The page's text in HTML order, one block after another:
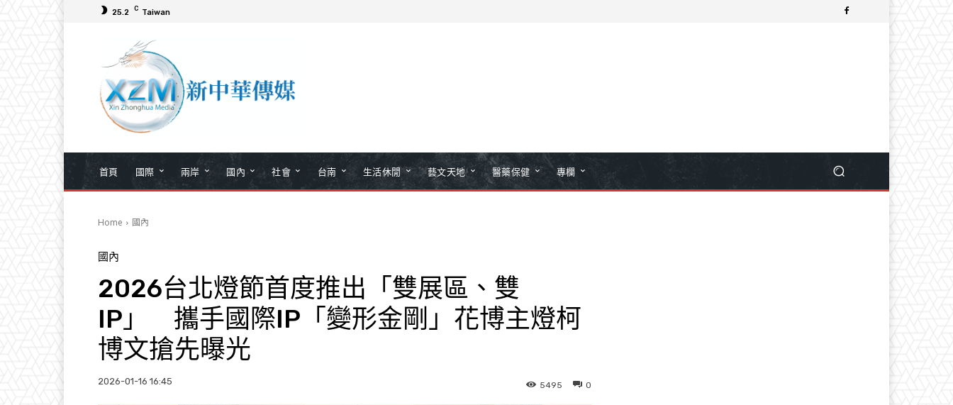
25.2 C Taiwan
首頁 國際 兩岸 國內 社會 台南 生活休閒 藝文天地 醫藥保健 專欄
Home 國內
國內
2026台北燈節首度推出「雙展區、雙
IP」 攜手國際IP「變形金剛」花博主燈柯
博文搶先曝光
2026-01-16 16:45 0
5495